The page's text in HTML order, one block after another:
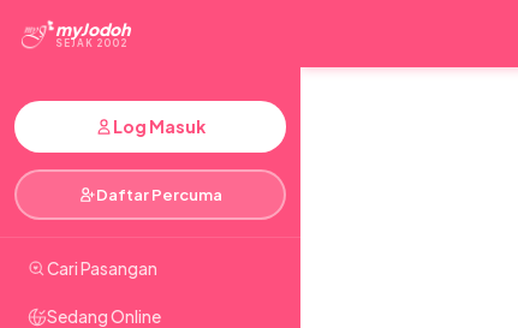
myJodoh
SEJAK 2002
Log Masuk
Daftar Percuma
Cari Pasangan
Sedang Online